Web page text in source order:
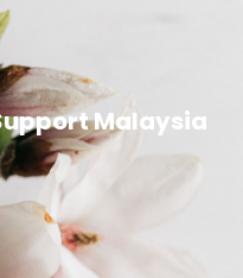
Malaysia